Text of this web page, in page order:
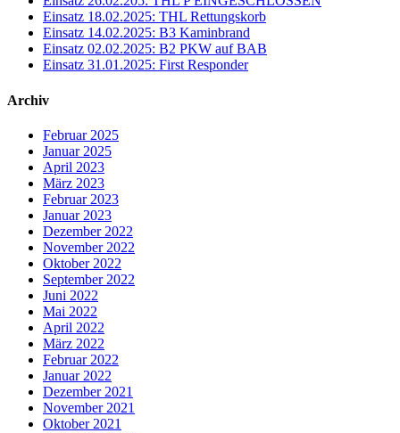
Einsatz 18.02.2025: THL Rettungskorb
Einsatz 14.02.2025: B3 Kaminbrand
Einsatz 02.02.2025: B2 PKW auf BAB
Einsatz 31.01.2025: First Responder
Archiv
Februar 2025
Januar 2025
April 2023
März 2023
Februar 2023
Januar 2023
Dezember 2022
November 2022
Oktober 2022
September 2022
Juni 2022
Mai 2022
April 2022
März 2022
Februar 2022
Januar 2022
Dezember 2021
November 2021
Oktober 2021